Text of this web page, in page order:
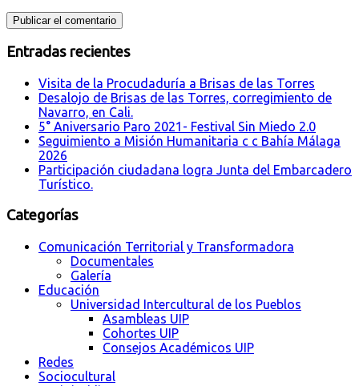
Entradas recientes
Visita de la Procudaduría a Brisas de las Torres
Desalojo de Brisas de las Torres, corregimiento de
Navarro, en Cali.
5° Aniversario Paro 2021- Festival Sin Miedo 2.0
Seguimiento a Misión Humanitaria c c Bahía Málaga
2026
Participación ciudadana logra Junta del Embarcadero
Turístico.
Categorías
Comunicación Territorial y Transformadora
Documentales
Galería
Educación
Universidad Intercultural de los Pueblos
Asambleas UIP
Cohortes UIP
Consejos Académicos UIP
Redes
Sociocultural